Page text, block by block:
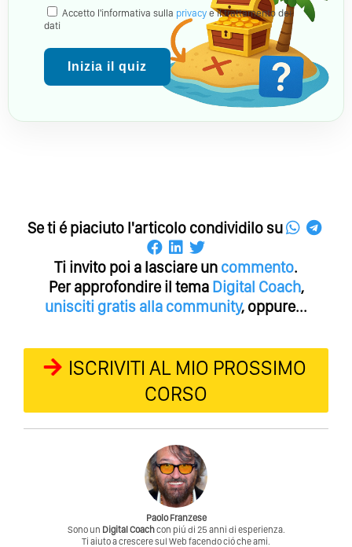
Accetto l'informativa sulla privacy e il trattamento dei
dati
Inizia il quiz
Se ti é piaciuto l'articolo condividilo su
Ti invito poi a lasciare un commento.
Per approfondire il tema Digital Coach,
unisciti gratis alla community, oppure...
ISCRIVITI AL MIO PROSSIMO
CORSO
Paolo Franzese
Sono un Digital Coachcon piú di 25 anni di esperienza.
Ti aiuto a crescere sul Web facendo ció che ami.